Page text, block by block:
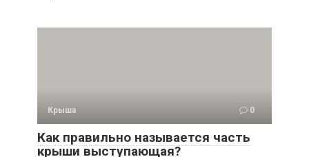
Крыша 0
Как правильно называется часть
крыши выступающая?